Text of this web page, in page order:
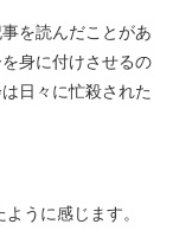
を読んだことがあ
身に付けさせるの
日々に忙殺された
うに感じます。